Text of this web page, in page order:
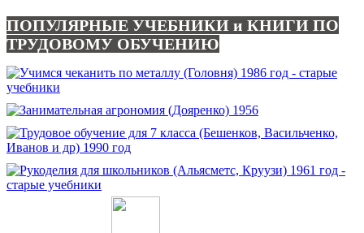
ПОПУЛЯРНЫЕ УЧЕБНИКИ и КНИГИ ПО
ТРУДОВОМУ ОБУЧЕНИЮ